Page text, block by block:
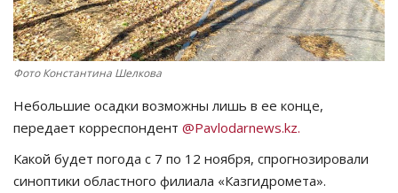
OFFICIAL
Курултай
Язык
Қазақша Русский
Фото Константина Шелкова
Небольшие осадки возможны лишь в ее конце,
передает корреспондент @Pavlodarnews.kz.
Какой будет погода с 7 по 12 ноября, спрогнозировали
синоптики областного филиала «Казгидромета».